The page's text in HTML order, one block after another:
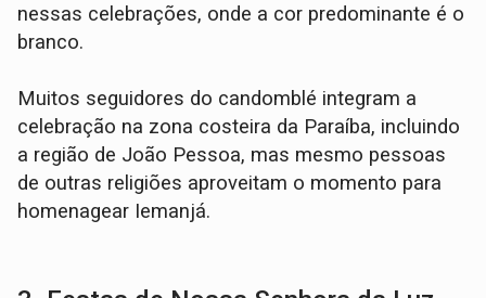
nessas celebrações, onde a cor predominante é o
branco.
Muitos seguidores do candomblé integram a
celebração na zona costeira da Paraíba, incluindo
a região de João Pessoa, mas mesmo pessoas
de outras religiões aproveitam o momento para
homenagear Iemanjá.